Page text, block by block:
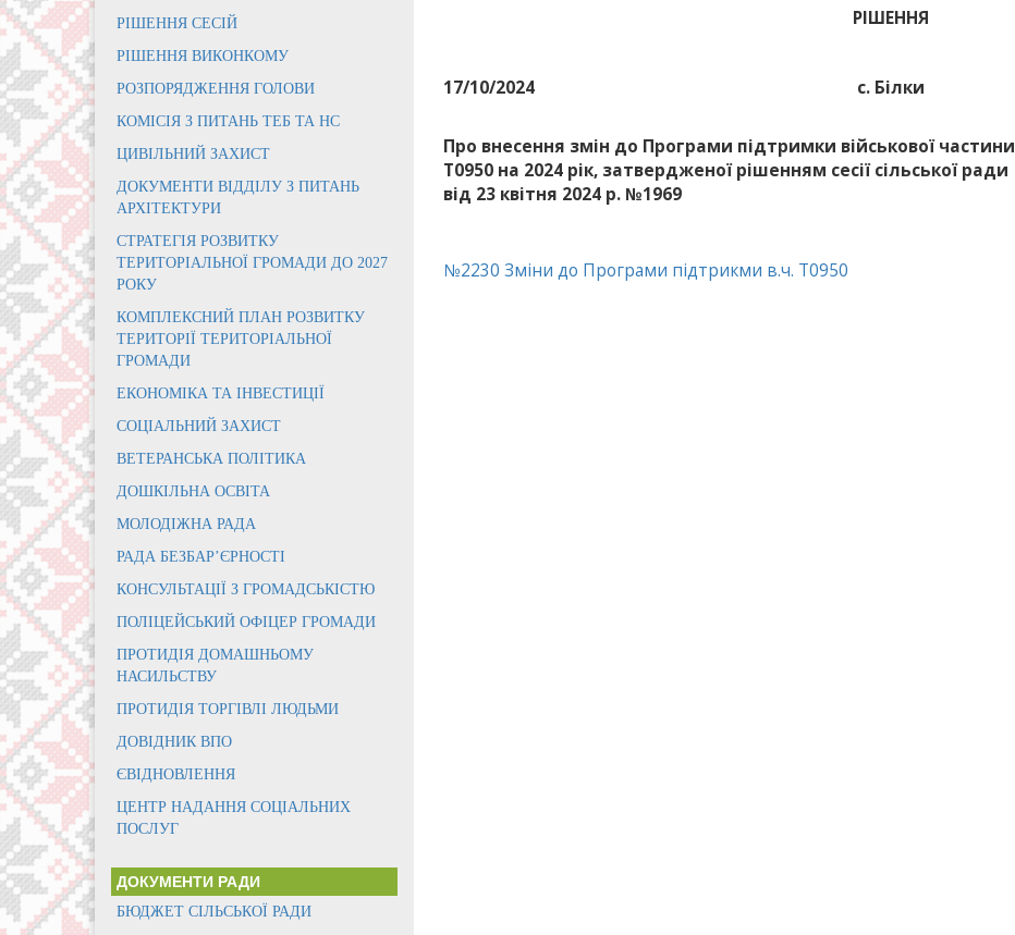
РІШЕННЯ СЕСІЙ
РІШЕННЯ ВИКОНКОМУ
РОЗПОРЯДЖЕННЯ ГОЛОВИ
КОМІСІЯ З ПИТАНЬ ТЕБ ТА НС
ЦИВІЛЬНИЙ ЗАХИСТ
ДОКУМЕНТИ ВІДДІЛУ З ПИТАНЬ
АРХІТЕКТУРИ
СТРАТЕГІЯ РОЗВИТКУ
ТЕРИТОРІАЛЬНОЇ ГРОМАДИ ДО 2027
РОКУ
КОМПЛЕКСНИЙ ПЛАН РОЗВИТКУ
ТЕРИТОРІЇ ТЕРИТОРІАЛЬНОЇ
ГРОМАДИ
ЕКОНОМІКА ТА ІНВЕСТИЦІЇ
СОЦІАЛЬНИЙ ЗАХИСТ
ВЕТЕРАНСЬКА ПОЛІТИКА
ДОШКІЛЬНА ОСВІТА
МОЛОДІЖНА РАДА
РАДА БЕЗБАР’ЄРНОСТІ
КОНСУЛЬТАЦІЇ З ГРОМАДСЬКІСТЮ
ПОЛІЦЕЙСЬКИЙ ОФІЦЕР ГРОМАДИ
ПРОТИДІЯ ДОМАШНЬОМУ
НАСИЛЬСТВУ
ПРОТИДІЯ ТОРГІВЛІ ЛЮДЬМИ
ДОВІДНИК ВПО
ЄВІДНОВЛЕННЯ
ЦЕНТР НАДАННЯ СОЦІАЛЬНИХ
ПОСЛУГ
ДОКУМЕНТИ РАДИ
БЮДЖЕТ СІЛЬСЬКОЇ РАДИ
РІШЕННЯ
17/10/2024 с. Білки
Про внесення змін до Програми підтримки військової частини
Т0950 на 2024 рік, затвердженої рішенням сесії сільської ради
від 23 квітня 2024 р. №1969
№2230 Зміни до Програми підтрикми в.ч. Т0950